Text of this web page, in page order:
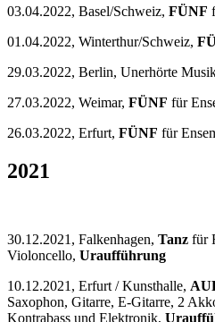
03.04.2022, Basel/Schweiz, FÜNF
01.04.2022, Winterthur/Schweiz,
29.03.2022, Berlin, Unerhörte
27.03.2022, Weimar, FÜNF für
26.03.2022, Erfurt, FÜNF für
2021
30.12.2021, Falkenhagen, Tanz für
Violoncello, Uraufführung
10.12.2021, Erfurt / Kunsthalle,
Saxophon, Gitarre, E-Gitarre, 2
Kontrabass und Elektronik,